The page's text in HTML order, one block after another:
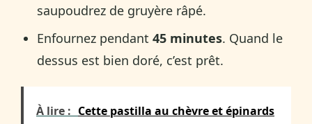
saupoudrez de gruyère râpé.
Enfournez pendant45 minutes. Quand le
dessus est bien doré, c’est prêt.
À lire : Cette pastilla au chèvre et épinards